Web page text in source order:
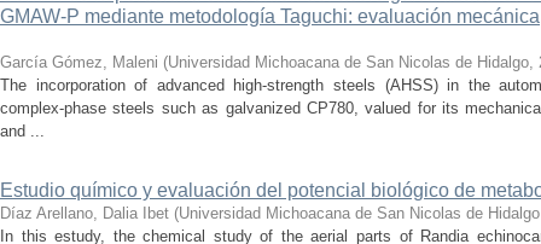
GMAW-P mediante metodología Taguchi: evaluación
García Gómez, Maleni (Universidad Michoacana de San Nicolas de Hidalgo,
The incorporation of advanced high-strength steels (AHSS) in the
complex-phase steels such as galvanized CP780, valued for its
and ...
Estudio químico y evaluación del potencial biológico de
Díaz Arellano, Dalia Ibet (Universidad Michoacana de San Nicolas de Hidalgo
In this estudy, the chemical study of the aerial parts of Randia